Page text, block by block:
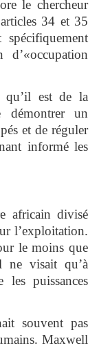
le chercheur
34 et 35
qu’il est de la
démontrer un
et de réguler
informé les
africain divisé
l’exploitation.
le moins que
ne visait qu’à
les puissances
souvent pas
Maxwell